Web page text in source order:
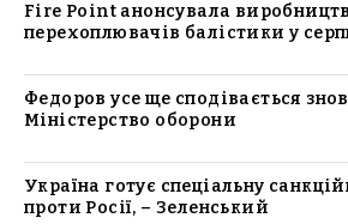
Fire Point анонсувала
перехоплювачів балістики у
Федоров усе ще сподівається
Міністерство оборони
Україна готує спеціальну
проти Росії, – Зеленський